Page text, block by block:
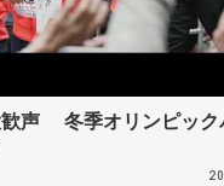
歓声 冬季オリンピック